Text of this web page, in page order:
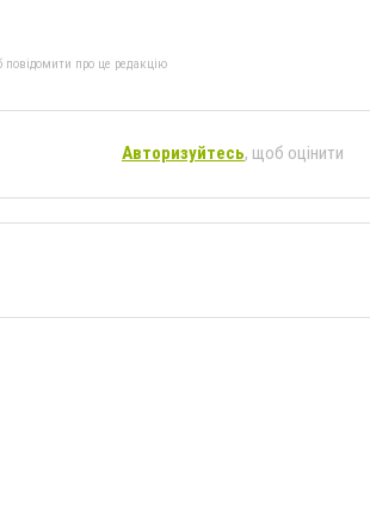
повідомити про це редакцію
Авторизуйтесь, щоб оцінити